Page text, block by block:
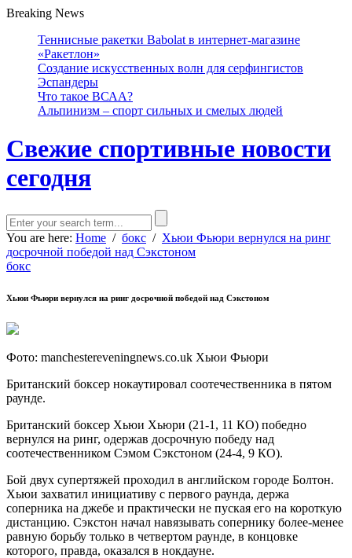
Breaking News
Теннисные ракетки Babolat в интернет-магазине
«Ракетлон»
Создание искусственных волн для серфингистов
Эспандеры
Что такое ВСАА?
Альпинизм – спорт сильных и смелых людей
Свежие спортивные новости
сегодня
You are here: Home / бокс / Хьюи Фьюри вернулся на ринг
досрочной победой над Сэкстоном
бокс
Хьюи Фьюри вернулся на ринг досрочной победой над Сэкстоном
Фото: manchestereveningnews.co.uk Хьюи Фьюри
Британский боксер нокаутировал соотечественника в пятом
раунде.
Британский боксер Хьюи Хьюри (21-1, 11 КО) победно
вернулся на ринг, одержав досрочную победу над
соотечественником Сэмом Сэкстоном (24-4, 9 КО).
Бой двух супертяжей проходил в английском городе Болтон.
Хьюи захватил инициативу с первого раунда, держа
соперника на джебе и практически не пуская его на короткую
дистанцию. Сэкстон начал навязывать сопернику более-менее
равную борьбу только в четвертом раунде, в концовке
которого, правда, оказался в нокдауне.